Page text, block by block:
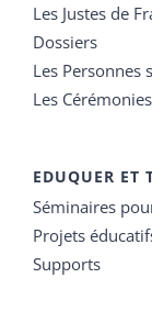
Les Justes de
Dossiers
Les Personnes
Les Cérémonies
EDUQUER ET
Séminaires
Projets
Supports